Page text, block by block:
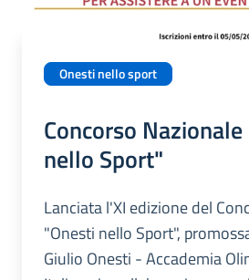
Onesti nello sport
Concorso
nello Sport"
Lanciata l'XI edizione del
"Onesti nello Sport",
Giulio Onesti - Accademia